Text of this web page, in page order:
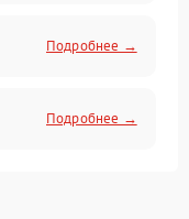
Подробнее →
Подробнее →